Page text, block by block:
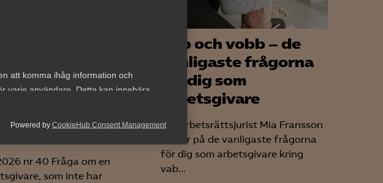
att komma ihåg information och
varje användare. Detta kan innebära
genom att samla och rapportera
Powered by CookieHub Consent Management
direktivet och
vid
nr 40 Fråga om en
som inte har
Vab och vobb – de
vanligaste frågorna
för dig som
arbetsgivare
Vår arbetsrättsjurist Mia Fransson
svarar på de vanligaste frågorna
för dig som arbetsgivare kring
vab...